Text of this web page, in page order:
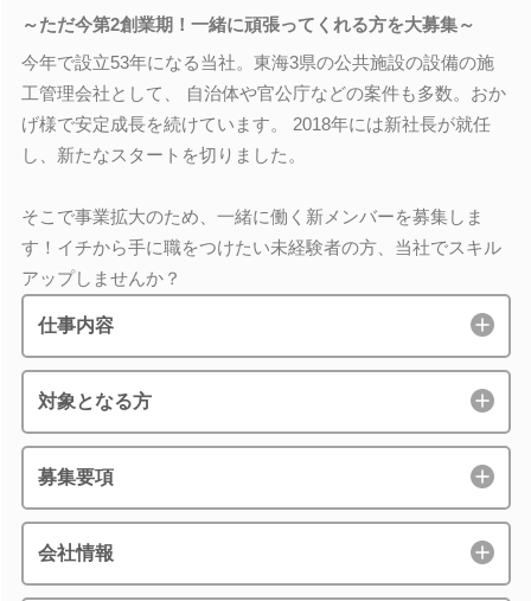
～ただ今第2創業期！一緒に頑張ってくれる方を大募集～
今年で設立53年になる当社。東海3県の公共施設の設備の施
工管理会社として、 自治体や官公庁などの案件も多数。おか
げ様で安定成長を続けています。 2018年には新社長が就任
し、新たなスタートを切りました。
そこで事業拡大のため、一緒に働く新メンバーを募集しま
す！イチから手に職をつけたい未経験者の方、当社でスキル
アップしませんか？
仕事内容
対象となる方
募集要項
会社情報